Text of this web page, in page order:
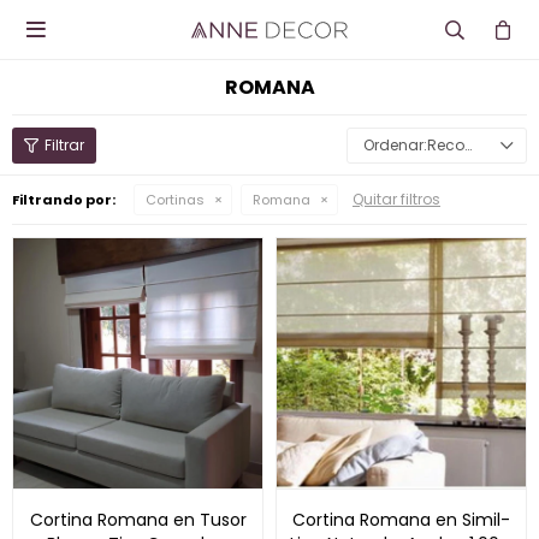

ROMANA
Recomendados
Filtrando por: Cortinas Romana Quitar filtros
Cortina Romana en Tusor
Cortina Romana en Simil-